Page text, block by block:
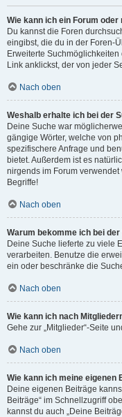
Wie kann ich ein Forum
Du kannst die Foren
eingibst, die du in der Foren-
Erweiterte Suchmöglichkeiten
Link anklickst, der von jeder
Nach oben
Weshalb erhalte ich bei der
Deine Suche war
gängige Wörter, welche von
spezifischere Anfrage und
bietet. Außerdem ist es
nirgends im Forum
Begriffe!
Nach oben
Warum bekomme ich bei
Deine Suche lieferte zu viele
verarbeiten. Benutze die
ein oder beschränke die
Nach oben
Wie kann ich nach
Gehe zur „Mitglieder“-Seite
Nach oben
Wie kann ich meine eigenen
Deine eigenen Beiträge
Beiträge“ im Schnellzugriff
kannst du auch „Deine